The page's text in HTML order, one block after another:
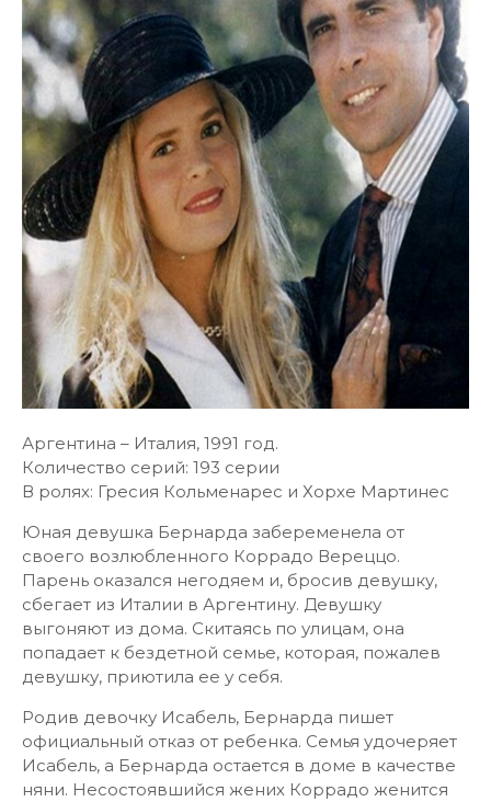
Аргентина – Италия, 1991 год.
Количество серий: 193 серии
В ролях: Гресия Кольменарес и Хорхе Мартинес
Юная девушка Бернарда забеременела от
своего возлюбленного Коррадо Вереццо.
Парень оказался негодяем и, бросив девушку,
сбегает из Италии в Аргентину. Девушку
выгоняют из дома. Скитаясь по улицам, она
попадает к бездетной семье, которая, пожалев
девушку, приютила ее у себя.
Родив девочку Исабель, Бернарда пишет
официальный отказ от ребенка. Семья удочеряет
Исабель, а Бернарда остается в доме в качестве
няни. Несостоявшийся жених Коррадо женится